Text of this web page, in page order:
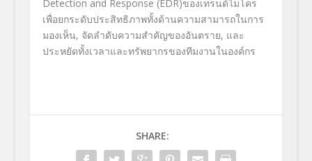
Detection and Response (EDR)ของเทรนด์ไมโคร
เพื่อยกระดับประสิทธิภาพทั้งด้านความสามารถในการ
มองเห็น, จัดลำดับความสำคัญของอันตราย, และ
ประหยัดทั้งเวลาและทรัพยากรของทีมงานในองค์กร
SHARE: